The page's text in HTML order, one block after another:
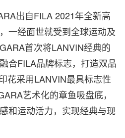
出自FILA 2021年全新高
一经面世就受到全球运动及
首次将LANVIN经典的
合FILA品牌标志，打造双品
花采用LANVIN最具标志性
艺术化的章鱼吸盘底，
和运动活力，实现经典与现